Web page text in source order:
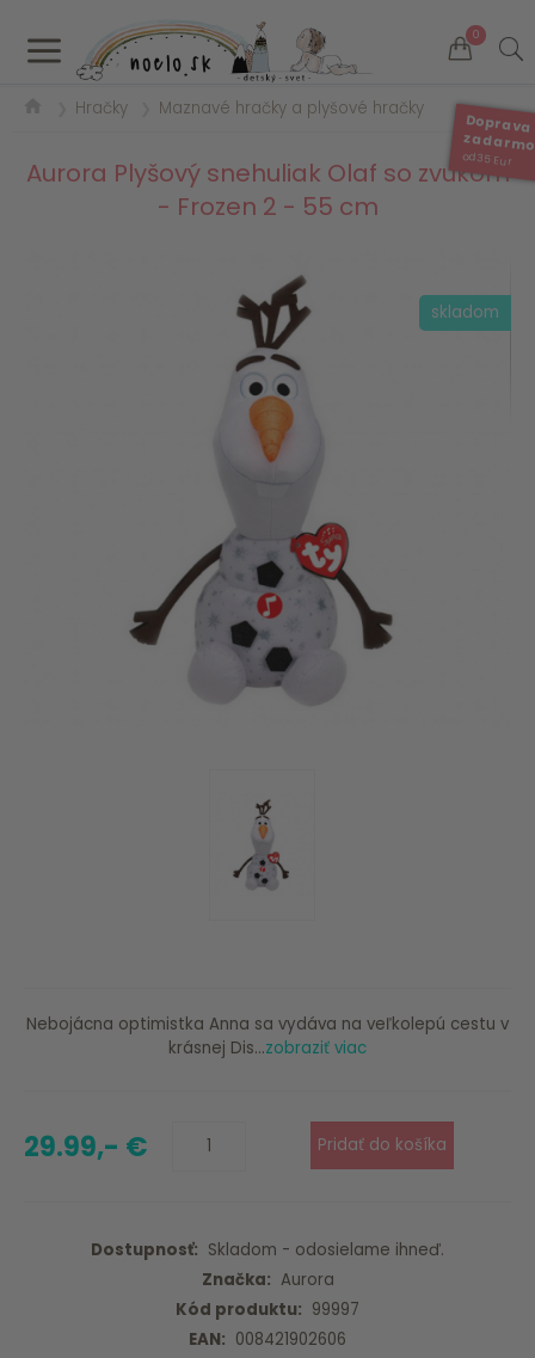
a 0
Doprava
od 35 Eur
Hračky Maznavé hračky a plyšové hračky
Aurora Plyšový snehuliak Olaf so zvukom
- Frozen 2 - 55 cm
skladom
Nebojácna optimistka Anna sa vydáva na veľkolepú cestu v
krásnej Dis...zobraziť viac
29.99,- €
Dostupnosť: Skladom - odosielame ihneď.
Značka: Aurora
Kód produktu: 99997
EAN: 008421902606